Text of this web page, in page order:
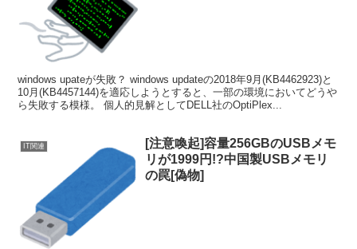
windows upateが失敗？ windows updateの2018年9月(KB4462923)と
10月(KB4457144)を適応しようとすると、一部の環境においてどうや
ら失敗する模様。 個人的見解としてDELL社のOptiPlex...
IT関連
[注意喚起]容量256GBのUSBメモ
リが1999円!?中国製USBメモリ
の罠[偽物]